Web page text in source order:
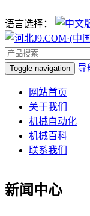
语言选择：
Toggle navigation 导
网站首页
关于我们
机械自动化
机械百科
联系我们
新闻中心